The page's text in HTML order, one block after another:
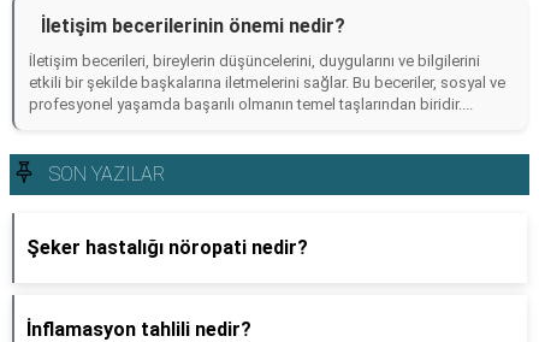
İletişim becerilerinin önemi nedir?
İletişim becerileri, bireylerin düşüncelerini, duygularını ve bilgilerini
etkili bir şekilde başkalarına iletmelerini sağlar. Bu beceriler, sosyal ve
profesyonel yaşamda başarılı olmanın temel taşlarından biridir....
SON YAZILAR
Şeker hastalığı nöropati nedir?
İnflamasyon tahlili nedir?